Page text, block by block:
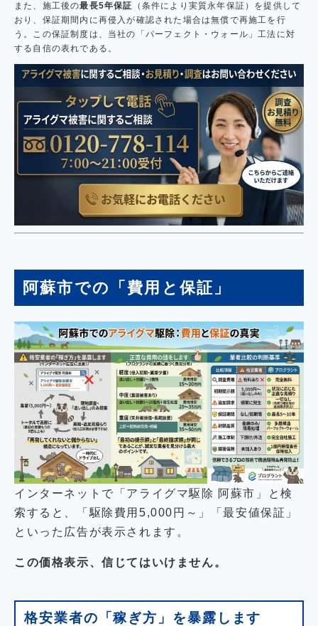
また、施工後の最長5年保証
（条件により実質永年保証）を提供して
おり、保証期間内に再侵入が確認された場合は無償で再施工を行
う。この保証制度は、当社の「パーフェクト・ウォール」工法に対
する自信の表れである。
阿蘇市での「費用と保証」
インターネットで「アライグマ駆除 阿蘇市」と検
索すると、「駆除費用5,000円～」「最安値保証」
といった広告が表示されます。
この価格表示、信じてはいけません。
格安業者の「稼ぎ方」を暴露します